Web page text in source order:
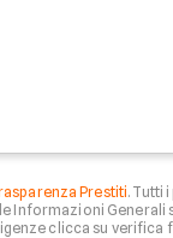
Prestiti. Tutti
Informazioni Generali
clicca su verifica